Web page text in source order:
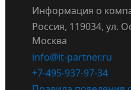
Информация о
Россия, 119034, ул.
Москва
info@it-partner.ru
+7-495-937-97-34